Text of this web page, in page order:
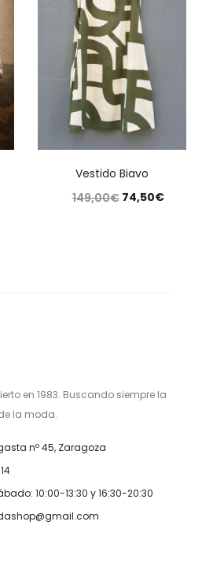
Vestido Biavo
149,00€ 74,50€
en 1983. Buscando siempre la
la moda.
nº 45, Zaragoza
10:00-13:30 y 16:30-20:30